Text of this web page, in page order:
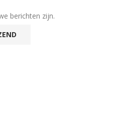
berichten zijn.